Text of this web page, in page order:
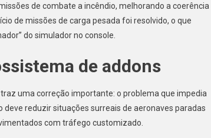
de combate a incêndio, melhorando a coerência
de missões de carga pesada foi resolvido, o que
do simulador no console.
de addons
uma correção importante: o problema que impedia
reduzir situações surreais de aeronaves paradas
com tráfego customizado.